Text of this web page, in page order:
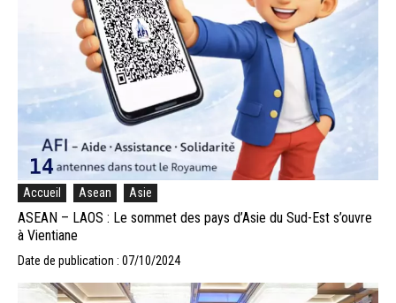
Accueil Asean Asie
ASEAN – LAOS : Le sommet des pays d’Asie du Sud-Est s’ouvre
à Vientiane
Date de publication : 07/10/2024